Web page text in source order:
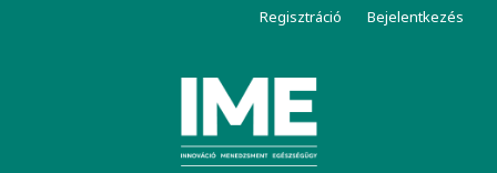
Regisztráció Bejelentkezés